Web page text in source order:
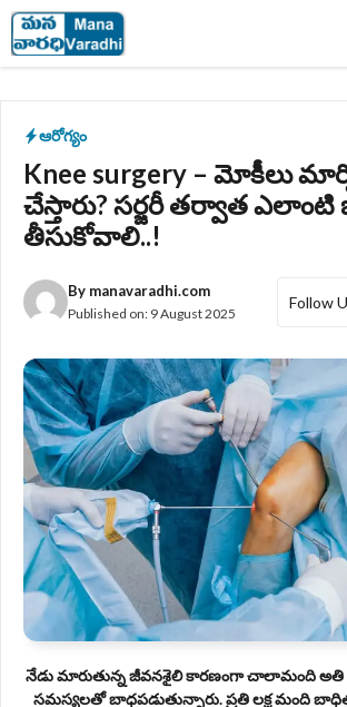
Skip
to
content
ఆరోగ్యం
Knee surgery – మోకీలు
చేస్తారు? సర్జరీ తర్వాత ఎలాంటి
తీసుకోవాలి..!
By manavaradhi.com
Published on: 9 August 2025
Follow
నేడు మారుతున్న జీవనశైలి కారణంగా చాలామంది అతి
సమస్యలతో బాధపడుతున్నారు. ప్రతి లక్ష మంది